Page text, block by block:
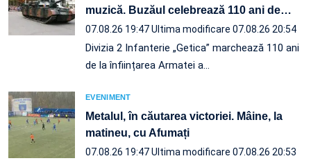
muzică. Buzăul celebrează 110 ani de…
07.08.26 19:47Ultima modificare 07.08.26 20:54
Divizia 2 Infanterie „Getica” marchează 110 ani
de la înființarea Armatei a…
EVENIMENT
Metalul, în căutarea victoriei. Mâine, la
matineu, cu Afumați
07.08.26 19:47Ultima modificare 07.08.26 20:53